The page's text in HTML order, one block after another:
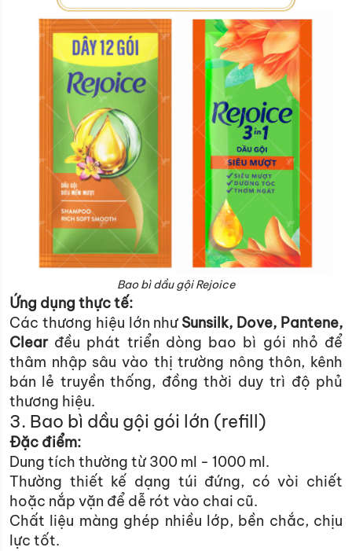
Bao bì dầu gội Rejoice
Ứng dụng thực tế:
Các thương hiệu lớn như Sunsilk, Dove, Pantene,
Clearđều phát triển dòng bao bì gói nhỏ để
thâm nhập sâu vào thị trường nông thôn, kênh
bán lẻ truyền thống, đồng thời duy trì độ phủ
thương hiệu.
3. Bao bì dầu gội gói lớn (refill)
Đặc điểm:
Dung tích thường từ 300 ml - 1000 ml.
Thường thiết kế dạng túi đứng, có vòi chiết
hoặc nắp vặn để dễ rót vào chai cũ.
Chất liệu màng ghép nhiều lớp, bền chắc, chịu
lực tốt.